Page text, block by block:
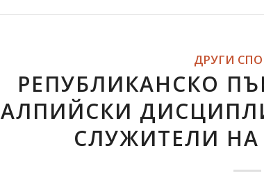
ДРУГИ
РЕПУБЛИКАНСКО
АЛПИЙСКИ
СЛУЖИТЕЛИ НА